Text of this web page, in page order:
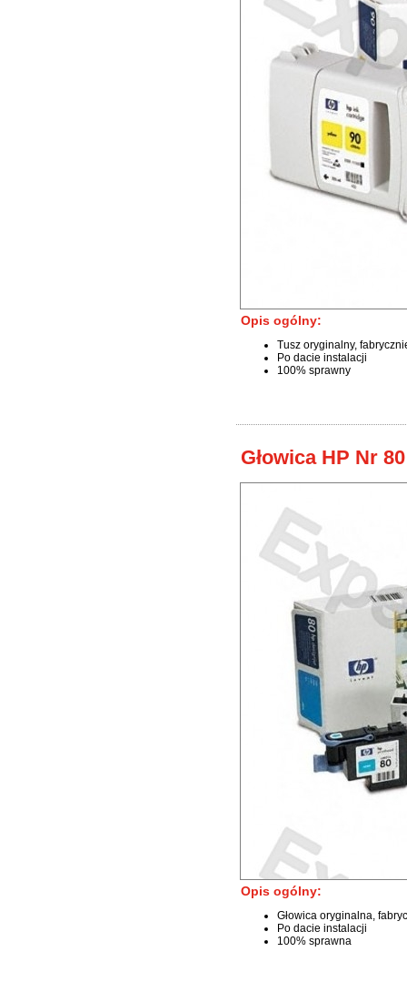
Opis ogólny:
Tusz oryginalny,
Po dacie instalacji
100% sprawny
Głowica HP Nr
Opis ogólny:
Głowica oryginalna,
Po dacie instalacji
100% sprawna